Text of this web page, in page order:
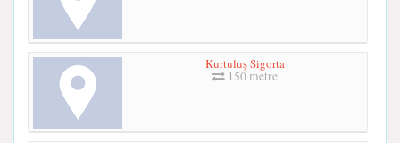
Kurtuluş Sigorta
150 metre